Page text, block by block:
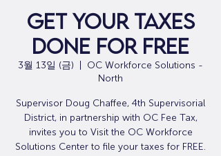
GET YOUR TAXES
DONE FOR FREE
3월 13일 (금)
OC Workforce Solutions -
North
Supervisor Doug Chaffee, 4th Supervisorial
District, in partnership with OC Fee Tax,
invites you to Visit the OC Workforce
Solutions Center to file your taxes for FREE.